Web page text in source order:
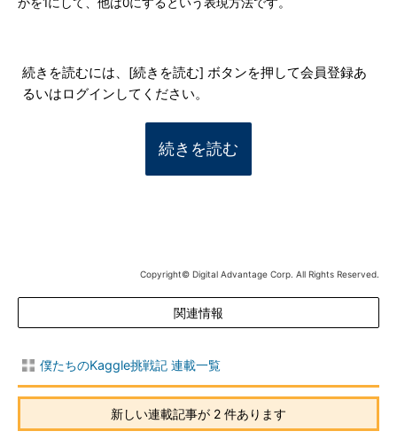
続きを読むには、[続きを読む] ボタンを押して会員登録あ
るいはログインしてください。
続きを読む
Copyright© Digital Advantage Corp. All Rights Reserved.
関連情報
僕たちのKaggle挑戦記 連載一覧
新しい連載記事が 2 件あります